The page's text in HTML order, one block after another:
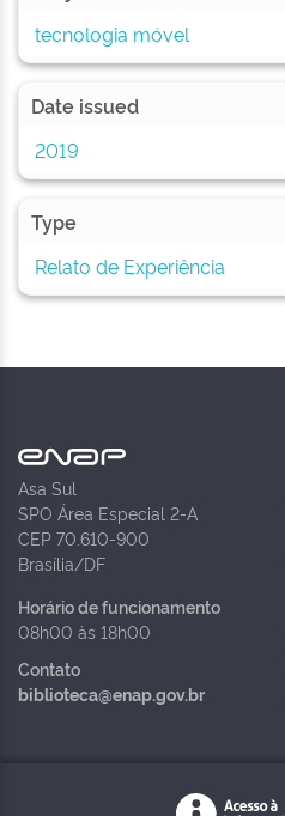
tecnologia móvel
Date issued
2019
Type
Relato de Experiência
Asa Sul
SPO Área Especial 2-A
CEP 70.610-900
Brasília/DF
Horário de funcionamento
08h00 às 18h00
Contato
biblioteca@enap.gov.br